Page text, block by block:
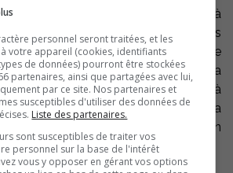
acte de l’engagement contenu à
satisfait puisque les services
les citoyens seront assurés. Le
décision au bureau du greffier de la
district de Montréal conformément à
Code du travail, ce qui lui confère la
effet que s’il s’agissait d’un
cette Cour.
personnel seront traitées, et les
votre appareil (cookies, identifiants
de données) pourront être stockées
partenaires, ainsi que partagées avec lui,
par ce site. Nos partenaires et
susceptibles d'utiliser des données de
Liste des partenaires.
sont susceptibles de traiter vos
personnel sur la base de l'intérêt
vous y opposer en gérant vos options